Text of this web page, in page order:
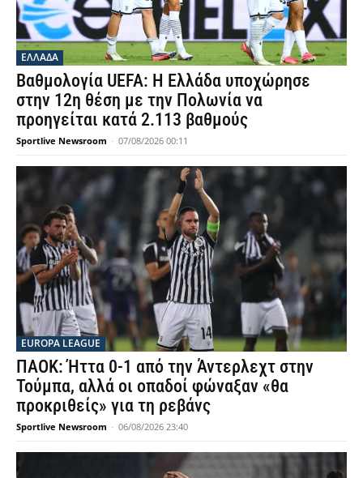
ΕΛΛΑΔΑ
Βαθμολογία UEFA: Η Ελλάδα υποχώρησε
στην 12η θέση με την Πολωνία να
προηγείται κατά 2.113 βαθμούς
Sportlive Newsroom - 07/08/2026 00:11
EUROPA LEAGUE
ΠΑΟΚ: Ήττα 0-1 από την Άντερλεχτ στην
Τούμπα, αλλά οι οπαδοί φώναξαν «θα
προκριθείς» για τη ρεβάνς
Sportlive Newsroom - 06/08/2026 23:40